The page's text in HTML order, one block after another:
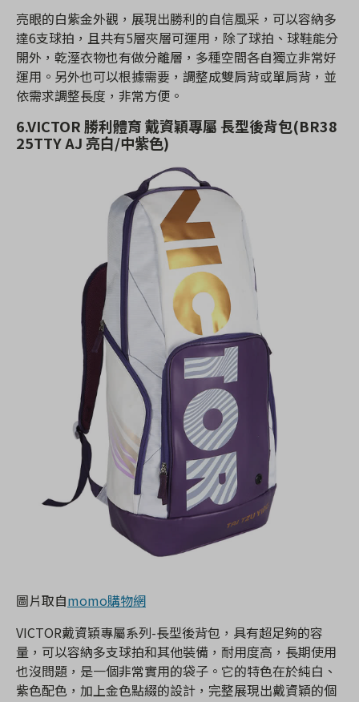
亮眼的白紫金外觀，展現出勝利的自信風采，可以容納多
達6支球拍，且共有5層夾層可運用，除了球拍、球鞋能分
開外，乾溼衣物也有做分離層，多種空間各自獨立非常好
運用。另外也可以根據需要，調整成雙肩背或單肩背，並
依需求調整長度，非常方便。
6.VICTOR 勝利體育 戴資穎專屬 長型後背包(BR38
25TTY AJ 亮白/中紫色)
圖片取自momo購物網
VICTOR戴資穎專屬系列-長型後背包，具有超足夠的容
量，可以容納多支球拍和其他裝備，耐用度高，長期使用
也沒問題，是一個非常實用的袋子。它的特色在於純白、
紫色配色，加上金色點綴的設計，完整展現出戴資穎的個